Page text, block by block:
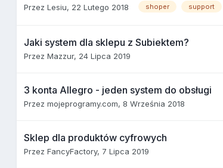
PrzezLesiu, 22 Lutego 2018 shoper support
Jaki system dla sklepu z Subiektem?
PrzezMazzur, 24 Lipca 2019
3 konta Allegro - jeden system do obsługi
Przezmojeprogramy.com,8 Września 2018
Sklep dla produktów cyfrowych
PrzezFancyFactory, 7 Lipca 2019